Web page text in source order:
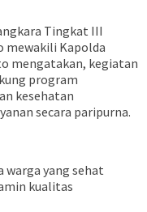
Tingkat III
mewakili Kapolda
mengatakan, kegiatan
program
kesehatan
secara paripurna.
warga yang sehat
kualitas